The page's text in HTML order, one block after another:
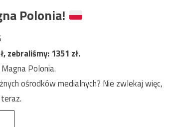
Polonia!
zebraliśmy:1351 zł.
Polonia.
ośrodków medialnych? Nie zwlekaj więc,